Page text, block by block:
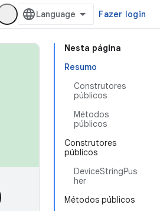
Fazer login
Nesta página
Resumo
Construtores
públicos
Métodos
públicos
Construtores
públicos
DeviceStringPus
her
Métodos públicos